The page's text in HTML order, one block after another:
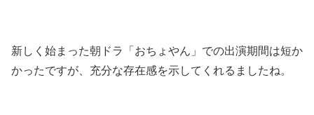
新しく始まった朝ドラ「おちょやん」での出演期間は短か
かったですが、充分な存在感を示してくれるましたね。